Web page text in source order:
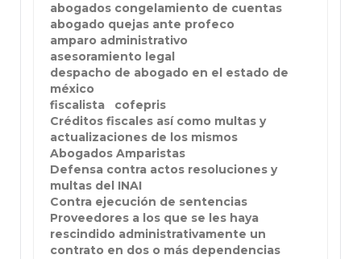
abogados congelamiento de cuentas
abogado quejas ante profeco
amparo administrativo
asesoramiento legal
despacho de abogado en el estado de
méxico
fiscalista
cofepris
Créditos fiscales así como multas y
actualizaciones de los mismos
Abogados Amparistas
Defensa contra actos resoluciones y
multas del INAI
Contra ejecución de sentencias
Proveedores a los que se les haya
rescindido administrativamente un
contrato en dos o más dependencias